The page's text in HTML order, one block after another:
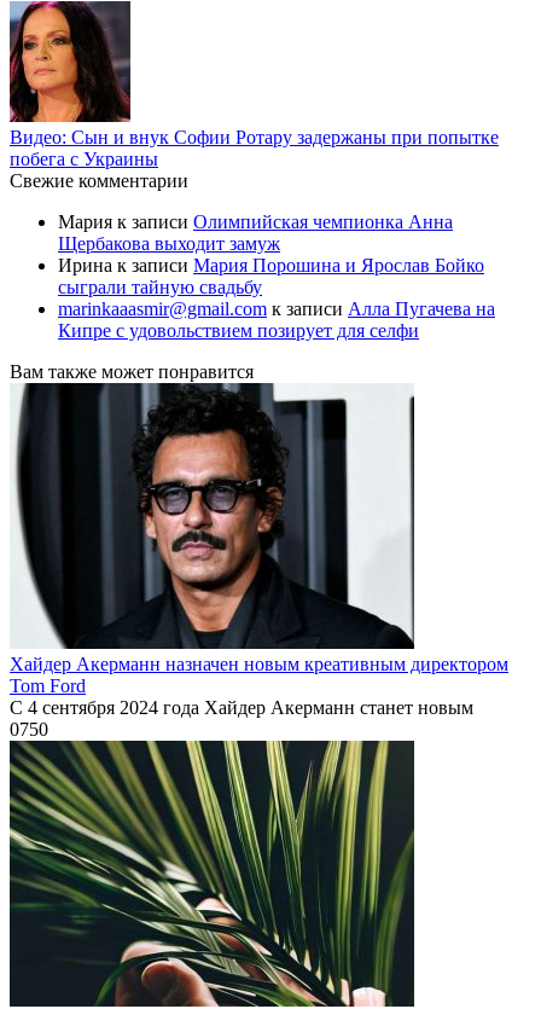
Видео: Сын и внук Софии Ротару задержаны при попытке
побега с Украины
Свежие комментарии
Мария к записи Олимпийская чемпионка Анна
Щербакова выходит замуж
Ирина к записи Мария Порошина и Ярослав Бойко
сыграли тайную свадьбу
marinkaaasmir@gmail.com к записи Алла Пугачева на
Кипре с удовольствием позирует для селфи
Вам также может понравится
Хайдер Акерманн назначен новым креативным директором
Tom Ford
С 4 сентября 2024 года Хайдер Акерманн станет новым
0750